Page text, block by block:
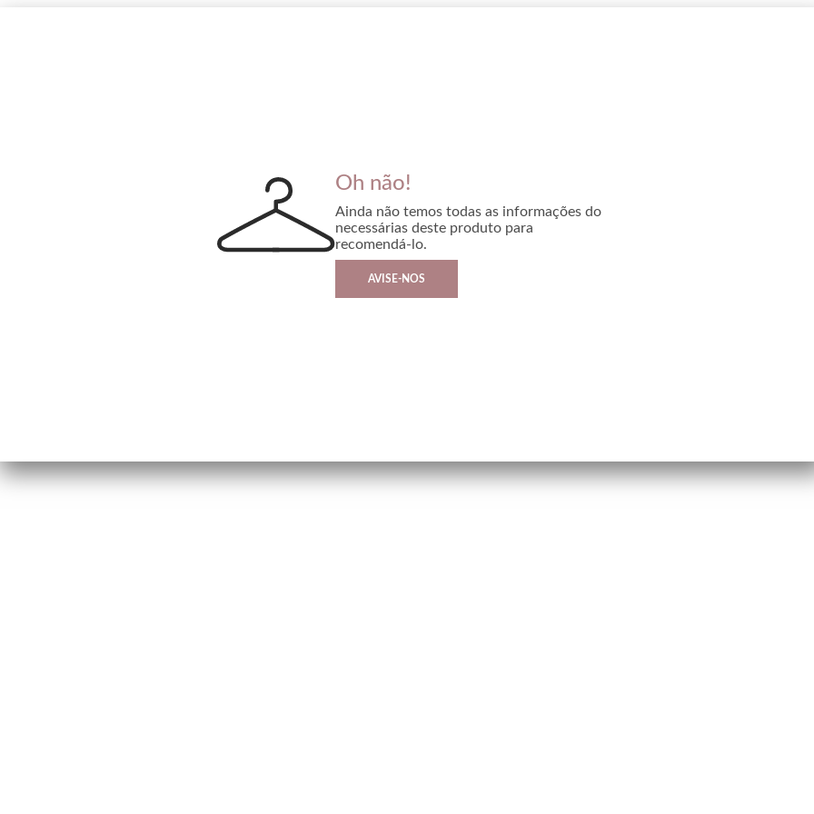
Oh não!
Ainda não temos todas as informações do
necessárias deste produto para
recomendá-lo.
AVISE-NOS